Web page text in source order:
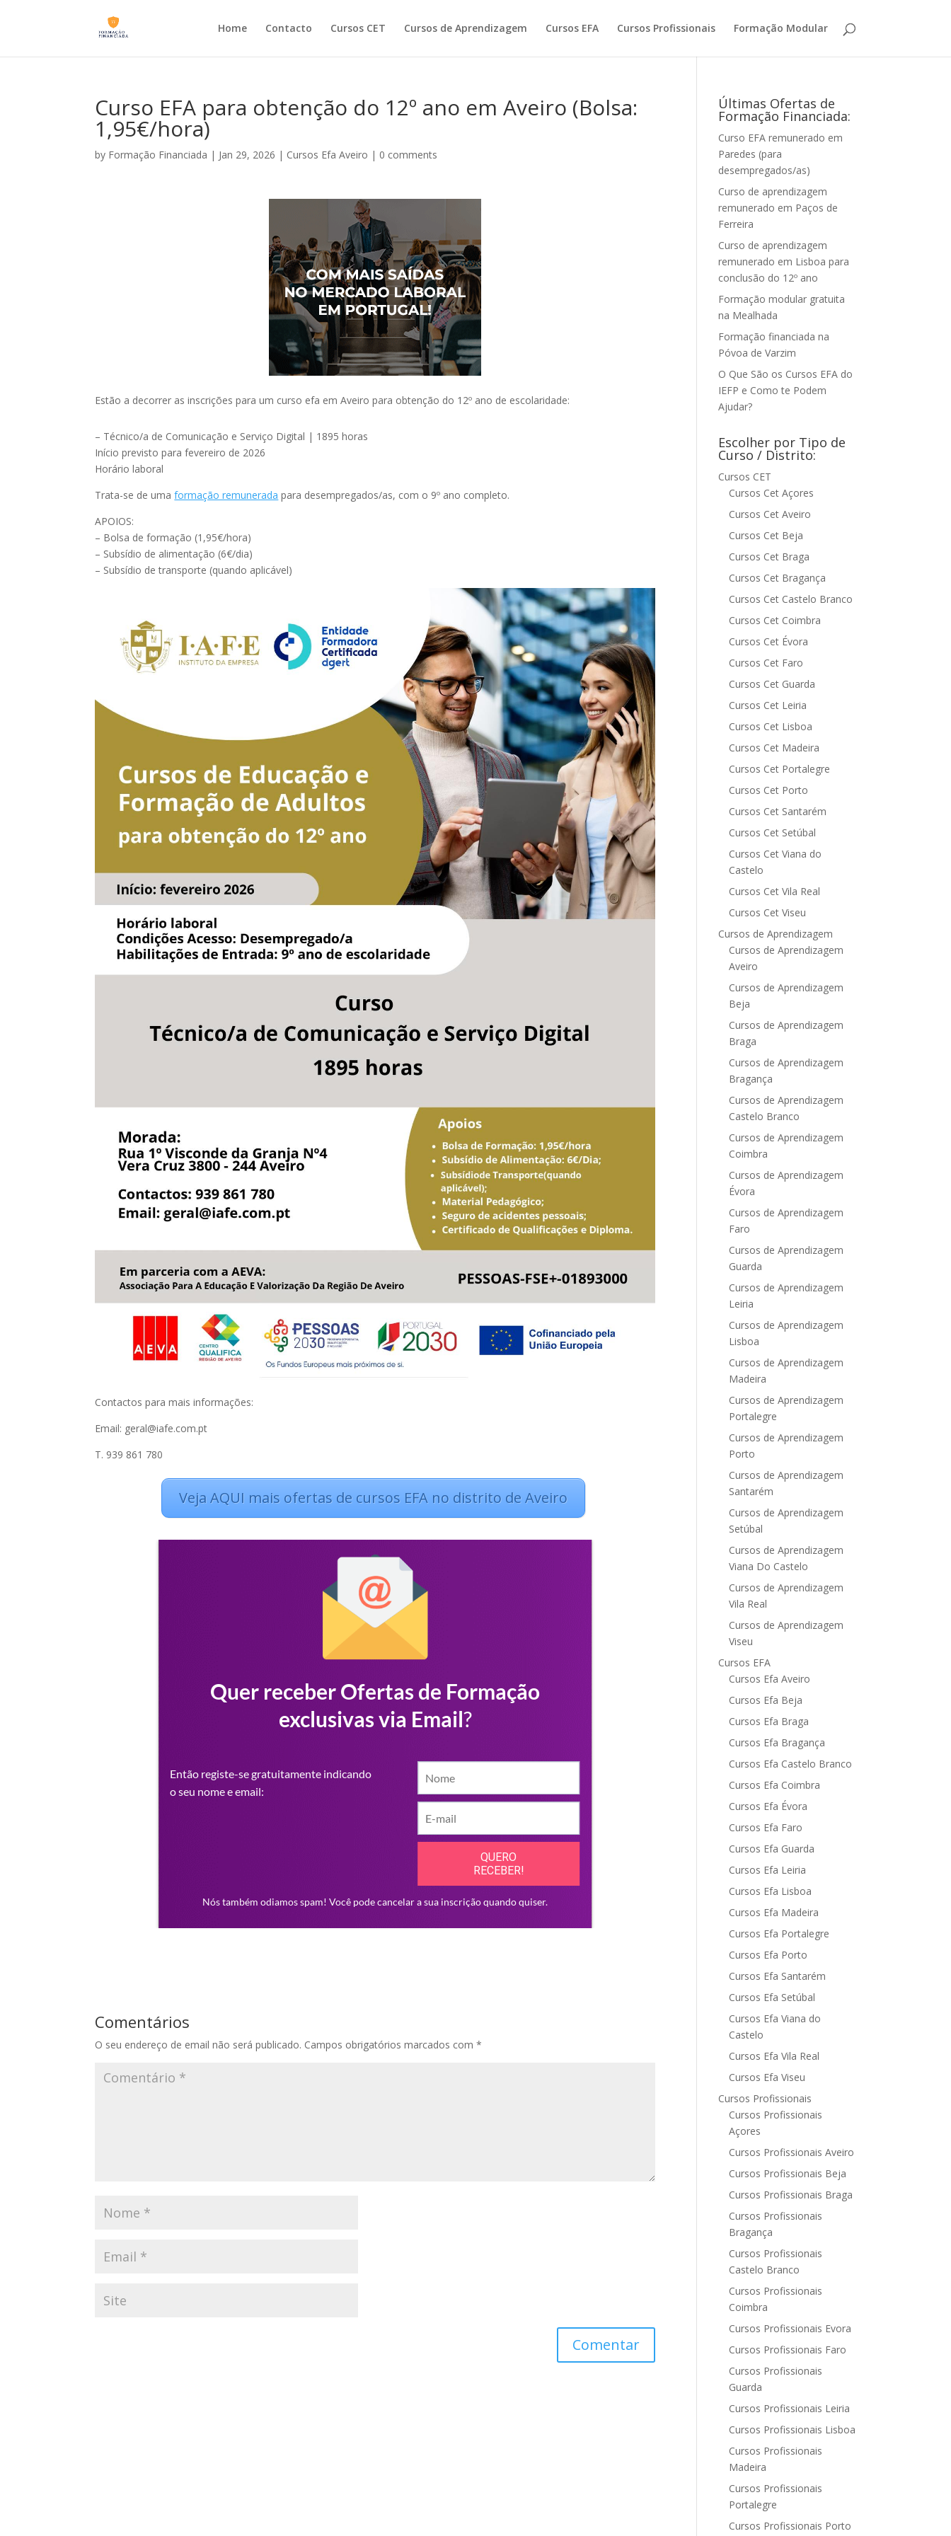
Home Contacto Cursos CET Cursos de Aprendizagem Cursos EFA Cursos Profissionais Formação Modular
Curso EFA para obtenção do 12º ano em Aveiro (Bolsa:
1,95€/hora)
by Formação Financiada | Jan 29, 2026 | Cursos Efa Aveiro | 0 comments
Estão a decorrer as inscrições para um curso efa em Aveiro para obtenção do 12º ano de escolaridade:
– Técnico/a de Comunicação e Serviço Digital | 1895 horas
Início previsto para fevereiro de 2026
Horário laboral
Trata-se de umaformação remunerada para desempregados/as, com o 9º ano completo.
APOIOS:
– Bolsa de formação (1,95€/hora)
– Subsídio de alimentação (6€/dia)
– Subsídio de transporte (quando aplicável)
Contactos para mais informações:
Email: geral@iafe.com.pt
T. 939 861 780
Veja AQUI mais ofertas de cursos EFA no distrito de Aveiro
Comentários
O seu endereço de email não será publicado. Campos obrigatórios marcados com*
Últimas Ofertas de
Formação Financiada:
Curso EFA remunerado em
Paredes (para
desempregados/as)
Curso de aprendizagem
remunerado em Paços de
Ferreira
Curso de aprendizagem
remunerado em Lisboa para
conclusão do 12º ano
Formação modular gratuita
na Mealhada
Formação financiada na
Póvoa de Varzim
O Que São os Cursos EFA do
IEFP e Como te Podem
Ajudar?
Escolher por Tipo de
Curso / Distrito:
Cursos CET
Cursos Cet Açores
Cursos Cet Aveiro
Cursos Cet Beja
Cursos Cet Braga
Cursos Cet Bragança
Cursos Cet Castelo Branco
Cursos Cet Coimbra
Cursos Cet Évora
Cursos Cet Faro
Cursos Cet Guarda
Cursos Cet Leiria
Cursos Cet Lisboa
Cursos Cet Madeira
Cursos Cet Portalegre
Cursos Cet Porto
Cursos Cet Santarém
Cursos Cet Setúbal
Cursos Cet Viana do
Castelo
Cursos Cet Vila Real
Cursos Cet Viseu
Cursos de Aprendizagem
Cursos de Aprendizagem
Aveiro
Cursos de Aprendizagem
Beja
Cursos de Aprendizagem
Braga
Cursos de Aprendizagem
Bragança
Cursos de Aprendizagem
Castelo Branco
Cursos de Aprendizagem
Coimbra
Cursos de Aprendizagem
Évora
Cursos de Aprendizagem
Faro
Cursos de Aprendizagem
Guarda
Cursos de Aprendizagem
Leiria
Cursos de Aprendizagem
Lisboa
Cursos de Aprendizagem
Madeira
Cursos de Aprendizagem
Portalegre
Cursos de Aprendizagem
Porto
Cursos de Aprendizagem
Santarém
Cursos de Aprendizagem
Setúbal
Cursos de Aprendizagem
Viana Do Castelo
Cursos de Aprendizagem
Vila Real
Cursos de Aprendizagem
Viseu
Cursos EFA
Cursos Efa Aveiro
Cursos Efa Beja
Cursos Efa Braga
Cursos Efa Bragança
Cursos Efa Castelo Branco
Cursos Efa Coimbra
Cursos Efa Évora
Cursos Efa Faro
Cursos Efa Guarda
Cursos Efa Leiria
Cursos Efa Lisboa
Cursos Efa Madeira
Cursos Efa Portalegre
Cursos Efa Porto
Cursos Efa Santarém
Cursos Efa Setúbal
Cursos Efa Viana do
Castelo
Cursos Efa Vila Real
Cursos Efa Viseu
Cursos Profissionais
Cursos Profissionais
Açores
Cursos Profissionais Aveiro
Cursos Profissionais Beja
Cursos Profissionais Braga
Cursos Profissionais
Bragança
Cursos Profissionais
Castelo Branco
Cursos Profissionais
Coimbra
Cursos Profissionais Evora
Cursos Profissionais Faro
Cursos Profissionais
Guarda
Cursos Profissionais Leiria
Cursos Profissionais Lisboa
Cursos Profissionais
Madeira
Cursos Profissionais
Portalegre
Cursos Profissionais Porto